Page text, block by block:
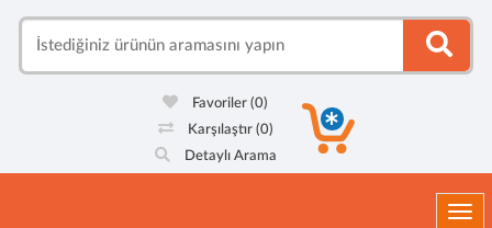
Favoriler(0)
Karşılaştır (0)
Detaylı Arama